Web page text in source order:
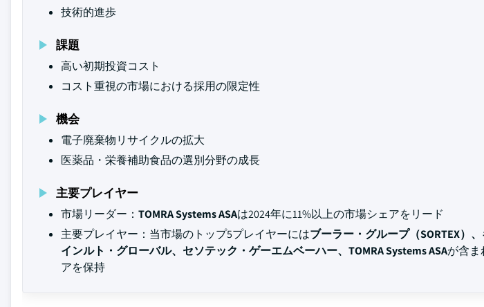
技術的進歩
課題
高い初期投資コスト
コスト重視の市場における採用の限定性
機会
電子廃棄物リサイクルの拡大
医薬品・栄養補助食品の選別分野の成長
主要プレイヤー
市場リーダー： TOMRA Systems ASAは2024年に11%以上の市場シェアをリード
主要プレイヤー：当市場のトップ5プレイヤーにはブーラー・グループ（SORTEX）
インルト・グローバル、セソテック・ゲーエムベーハー、TOMRA Systems ASAが含ま
アを保持